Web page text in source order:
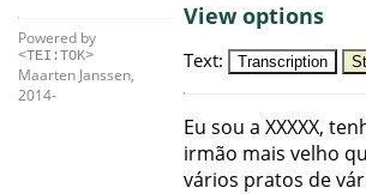
Powered by
<TEI:TOK>
Maarten Janssen,
2014-
View options
Text: Transcription
Eu sou a XXXXX,
irmão mais velho
vários pratos de